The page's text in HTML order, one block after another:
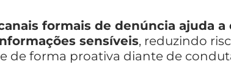
formais de denúncia ajuda a
sensíveis, reduzindo
de forma proativa diante de